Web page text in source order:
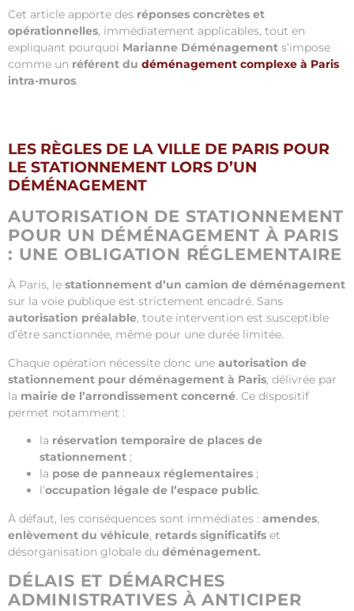
Cet article apporte des réponses concrètes et
opérationnelles, immédiatement applicables, tout en
expliquant pourquoi Marianne Déménagement s’impose
comme un référent du déménagement complexe à Paris
intra-muros.
LES RÈGLES DE LA VILLE DE PARIS POUR
LE STATIONNEMENT LORS D’UN
DÉMÉNAGEMENT
AUTORISATION DE STATIONNEMENT
POUR UN DÉMÉNAGEMENT À PARIS
: UNE OBLIGATION RÉGLEMENTAIRE
À Paris, le stationnement d’un camion de déménagement
sur la voie publique est strictement encadré. Sans
autorisation préalable, toute intervention est susceptible
d’être sanctionnée, même pour une durée limitée.
Chaque opération nécessite donc une autorisation de
stationnement pour déménagement à Paris, délivrée par
la mairie de l’arrondissement concerné. Ce dispositif
permet notamment :
la réservation temporaire de places de
stationnement ;
la pose de panneaux réglementaires ;
l’occupation légale de l’espace public.
À défaut, les conséquences sont immédiates : amendes,
enlèvement du véhicule, retards significatifs et
désorganisation globale du déménagement.
DÉLAIS ET DÉMARCHES
ADMINISTRATIVES À ANTICIPER